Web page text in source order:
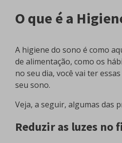
O que é a
A higiene do sono é como
de alimentação, como os
no seu dia, você vai ter
seu sono.
Veja, a seguir, algumas das
Reduzir as luzes no